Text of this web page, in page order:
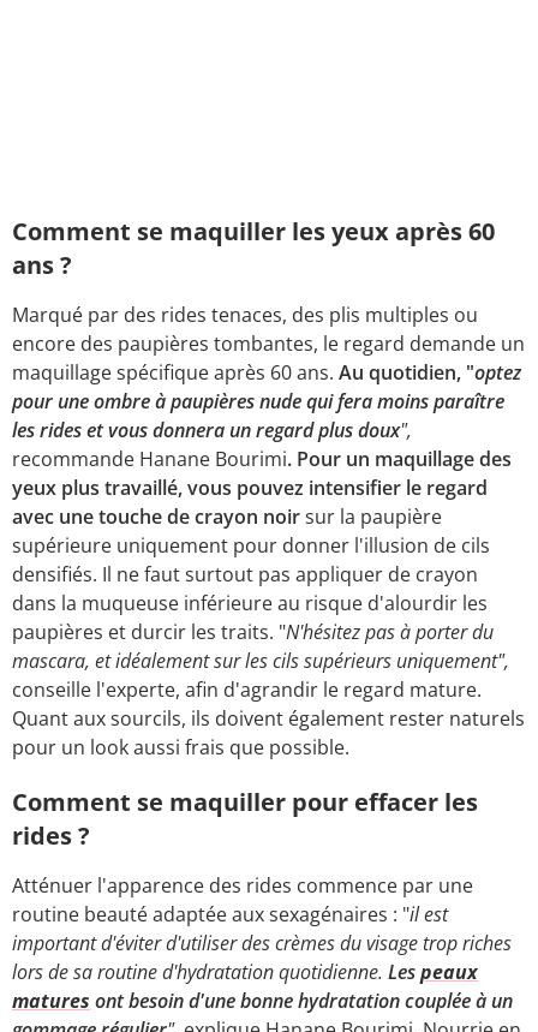
Comment se maquiller les yeux après 60
ans ?
Marqué par des rides tenaces, des plis multiples ou
encore des paupières tombantes, le regard demande un
maquillage spécifique après 60 ans. Au quotidien, "optez
pour une ombre à paupières nude qui fera moins paraître
les rides et vous donnera un regard plus doux",
recommande Hanane Bourimi. Pour un maquillage des
yeux plus travaillé, vous pouvez intensifier le regard
avec une touche de crayon noirsur la paupière
supérieure uniquement pour donner l'illusion de cils
densifiés. Il ne faut surtout pas appliquer de crayon
dans la muqueuse inférieure au risque d'alourdir les
paupières et durcir les traits. "N'hésitez pas à porter du
mascara, et idéalement sur les cils supérieurs uniquement",
conseille l'experte, afin d'agrandir le regard mature.
Quant aux sourcils, ils doivent également rester naturels
pour un look aussi frais que possible.
Comment se maquiller pour effacer les
rides ?
Atténuer l'apparence des rides commence par une
routine beauté adaptée aux sexagénaires : "il est
important d'éviter d'utiliser des crèmes du visage trop riches
lors de sa routine d'hydratation quotidienne. Lespeaux
matures ont besoin d'une bonne hydratation couplée à un